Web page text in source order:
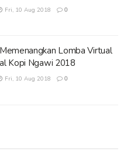
Fri, 10 Aug 2018 0
Lomba Virtual
Kopi Ngawi 2018
Fri, 10 Aug 2018 0